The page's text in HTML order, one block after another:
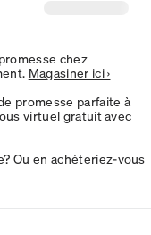
chez
Magasiner ici ›
promesse parfaite à
virtuel gratuit avec
Ou en achèteriez-vous